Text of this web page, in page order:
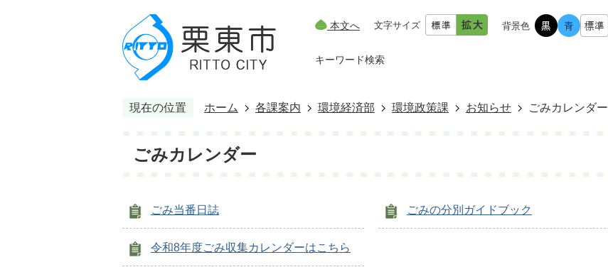
本文へ 文字サイズ 背景色
キーワード検索
現在の位置 ホーム 各課案内 環境経済部 環境政策課 お知らせ ごみカレンダー
ごみカレンダー
ごみ当番日誌 ごみの分別ガイドブック
令和8年度ごみ収集カレンダーはこちら